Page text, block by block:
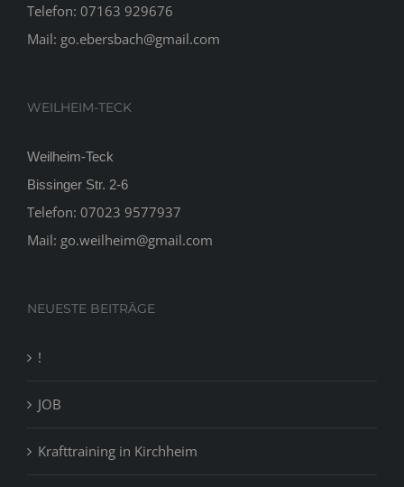
Telefon: 07163 929676
Mail: go.ebersbach@gmail.com
WEILHEIM-TECK
Weilheim-Teck
Bissinger Str. 2-6
Telefon: 07023 9577937
Mail: go.weilheim@gmail.com
NEUESTE BEITRÄGE
!
JOB
Krafttraining in Kirchheim